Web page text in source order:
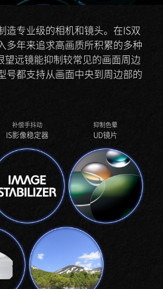
造专业级的相机和镜头。在IS双
多年来追求高画质所积累的多种
望远镜能抑制较常见的画面周边
号都支持从画面中央到周边部的
补偿手抖动
IS影像稳定器
抑制色晕
UD镜片